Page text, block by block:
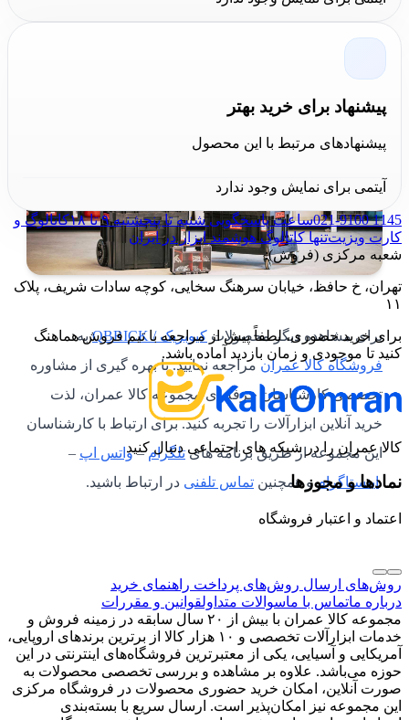
داخلی 19 لیتر، دو قفل پلاستیکی می باشد.
برای مشاهده دیگر محصولات کیوبریک / QBRICK
به
فروشگاه کالا عمران مراجعه نمایید. با بهره گیری از مشاوره
تخصصی کارشناسان حرفه ای مجموعه کالا عمران، لذت
خرید آنلاین ابزارآلات را تجربه کنید. برای ارتباط با کارشناسان
این مجموعه از طریق برنامه هایتلگرام–واتس اپ –
اینستاگرامو همچنین تماس تلفنی در ارتباط باشید.
پیشنهاد برای خرید بهتر
پیشنهادهای مرتبط با این محصول
آیتمی برای نمایش وجود ندارد
021-9100 1145ساعت پاسخگویی شنبه تا پنجشنبه ۹ تا ۱۸
کاتالوگ و
کارت ویزیتتنها کاتالوگ هوشمند ابزار در ایران
شعبه مرکزی (فروش):
تهران، خ حافظ، خیابان سرهنگ سخایی، کوچه سادات شریف، پلاک
۱۱
برای خرید حضوری، لطفاً پیش از مراجعه با تیم فروش هماهنگ
کنید تا موجودی و زمان بازدید آماده باشد.
کالا عمران را در شبکه های اجتماعی دنبال کنید
نمادها و مجوزها
اعتماد و اعتبار فروشگاه
روش‌های ارسال روش‌های پرداخت راهنمای خرید
درباره ماتماس با ماسوالات متداولقوانین و مقررات
مجموعه کالا عمران با بیش از ۲۰ سال سابقه در زمینه فروش و
خدمات ابزارآلات تخصصی و ۱۰ هزار کالا از برترین برندهای اروپایی،
آمریکایی و آسیایی، یکی از معتبرترین فروشگاه‌های اینترنتی در این
حوزه می‌باشد. علاوه بر مشاهده و بررسی تخصصی محصولات به
صورت آنلاین، امکان خرید حضوری محصولات در فروشگاه مرکزی
این مجموعه نیز امکان‌پذیر است. ارسال سریع با بسته‌بندی